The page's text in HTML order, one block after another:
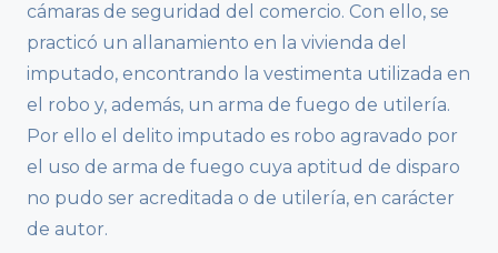
cámaras de seguridad del comercio. Con ello, se
practicó un allanamiento en la vivienda del
imputado, encontrando la vestimenta utilizada en
el robo y, además, un arma de fuego de utilería.
Por ello el delito imputado es robo agravado por
el uso de arma de fuego cuya aptitud de disparo
no pudo ser acreditada o de utilería, en carácter
de autor.